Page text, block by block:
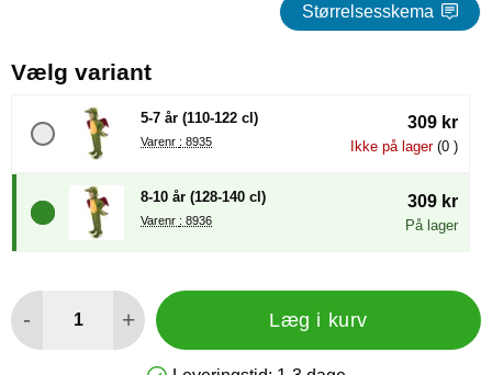
Størrelsesskema
Vælg variant, (Valg af en ny radioknap vil
5-7 år (110-122 cl)
Varenr : 8935
309 kr
Ikke på lager(0 )
8-10 år (128-140 cl)
Varenr : 8936
309 kr
På lager
- + Læg i kurv